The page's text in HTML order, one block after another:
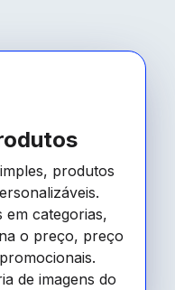
produtos
em categorias,
o preço, preço
de imagens do